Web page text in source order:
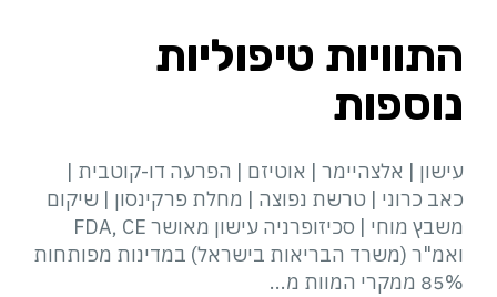
התוויות טיפוליות
נוספות
עישון | אלצהיימר | אוטיזם | הפרעה דו-קוטבית |
כאב כרוני | טרשת נפוצה | מחלת פרקינסון | שיקום
משבץ מוחי | סכיזופרניה עישון מאושר FDA, CE
ואמ"ר (משרד הבריאות בישראל) במדינות מפותחות
85% ממקרי המוות מ...